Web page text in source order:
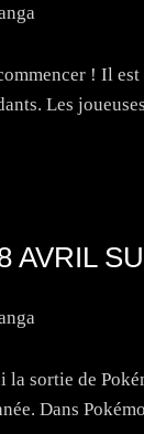
! Il
Les
AVRIL
sortie de
Dans